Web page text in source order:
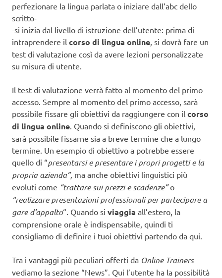
perfezionare la lingua parlata o iniziare dall’abc dello
scritto-
-si inizia dal livello di istruzione dell’utente: prima di
intraprendere il corso di lingua online , si dovrà fare un
test di valutazione così da avere lezioni personalizzate
su misura di utente.
Il test di valutazione verrà fatto al momento del primo
accesso. Sempre al momento del primo accesso, sarà
possibile fissare gli obiettivi da raggiungere con il corso
di lingua online . Quando si definiscono gli obiettivi,
sarà possibile fissarne sia a breve termine che a lungo
termine. Un esempio di obiettivo a potrebbe essere
quello di “presentarsi e presentare i propri progetti e la
propria azienda”, ma anche obiettivi linguistici più
evoluti come “trattare sui prezzi e scadenze”o
“realizzare presentazioni professionali per partecipare a
gare d’appalto“. Quando si viaggia all’estero, la
comprensione orale è indispensabile, quindi ti
consigliamo di definire i tuoi obiettivi partendo da qui.
Tra i vantaggi più peculiari offerti da Online Trainers
vediamo la sezione “News”. Qui l’utente ha la possibilità